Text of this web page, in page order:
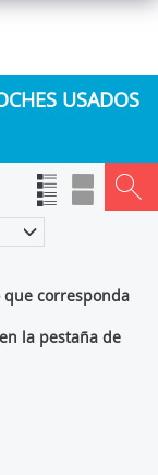
USADOS
corresponda
la pestaña de